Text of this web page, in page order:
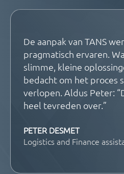
De aanpak van TANS
pragmatisch ervaren.
slimme, kleine
bedacht om het proces
verlopen. Aldus Peter:
heel tevreden over.”
PETER DESMET
Logistics and Finance